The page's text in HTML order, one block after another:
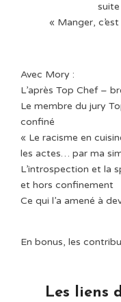
« Manger,
Avec Mory : ⁠
L’après Top Chef –
Le membre du jury
confiné⁠
« Le racisme en
les actes… par ma
L’introspection et la
et hors confinement⁠
Ce qui l’a amené à
En bonus, les
Les liens